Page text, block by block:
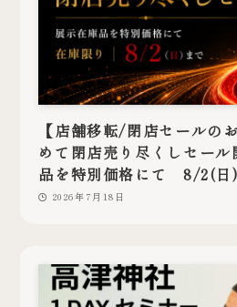
【店舗移転/閉店セールの
めて閉店売り尽くしセー
品を特別価格にて 8/2(日
2026年7月18日